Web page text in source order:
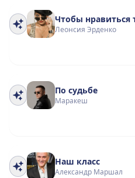
Чтобы нравиться
Леонсия Эрденко
По судьбе
Маракеш
Наш класс
Александр Маршал